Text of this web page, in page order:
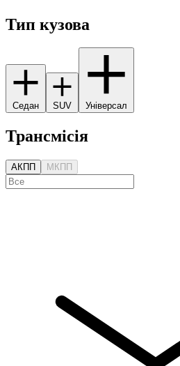
Тип кузова
Седан SUV Універсал
Трансмісія
АКПП МКПП